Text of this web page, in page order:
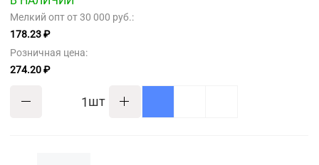
Мелкий опт от 30 000 руб.:
178.23 ₽
Розничная цена:
274.20 ₽
шт